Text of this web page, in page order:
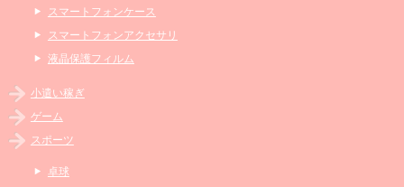
スマートフォンケース
スマートフォンアクセサリ
液晶保護フィルム
小遣い稼ぎ
ゲーム
スポーツ
卓球